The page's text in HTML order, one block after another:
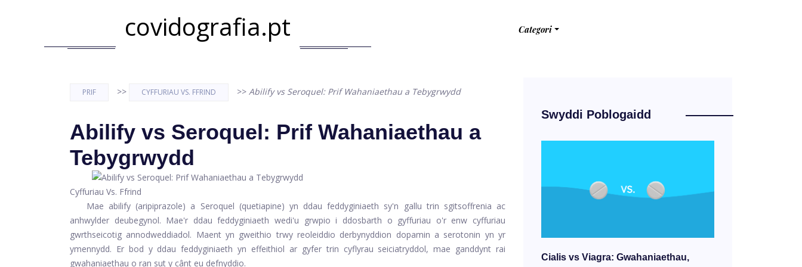
covidografia.pt Categori
PRIF >> CYFFURIAU VS. FFRIND >> Abilify vs Seroquel: Prif Wahaniaethau a Tebygrwydd
Abilify vs Seroquel: Prif Wahaniaethau a
Tebygrwydd
Cyffuriau Vs. Ffrind
Mae abilify (aripiprazole) a Seroquel (quetiapine) yn ddau feddyginiaeth sy'n gallu trin sgitsoffrenia ac
anhwylder deubegynol. Mae'r ddau feddyginiaeth wedi'u grwpio i ddosbarth o gyffuriau o'r enw cyffuriau
gwrthseicotig annodweddiadol. Maent yn gweithio trwy reoleiddio derbynyddion dopamin a serotonin yn yr
ymennydd. Er bod y ddau feddyginiaeth yn effeithiol ar gyfer trin cyflyrau seiciatryddol, mae ganddynt rai
gwahaniaethau o ran sut y cânt eu defnyddio.
Swyddi Poblogaidd
Cialis vs Viagra: Gwahaniaethau,